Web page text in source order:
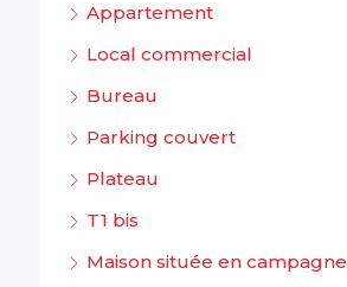
Appartement
Local commercial
Bureau
Parking couvert
Plateau
T1 bis
Maison située en campagne